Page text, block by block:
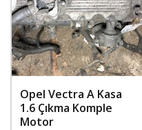
Opel Vectra A Kasa
1.6 Çıkma Komple
Motor